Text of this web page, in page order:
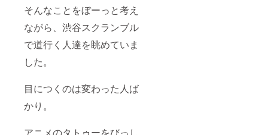
そんなことをぼーっと考え
ながら、渋谷スクランブル
で道行く人達を眺めていま
した。
目につくのは変わった人ば
かり。
アニメのタトゥーをびっし